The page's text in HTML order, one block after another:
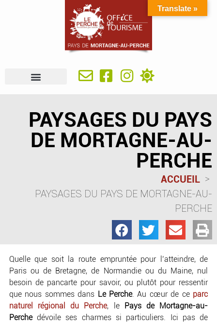
PAYSAGES DU PAYS
DE MORTAGNE-AU-
PERCHE
ACCUEIL
PAYSAGES DU PAYS DE MORTAGNE-AU-
PERCHE
Quelle que soit la route empruntée pour l’atteindre, de
Paris ou de Bretagne, de Normandie ou du Maine, nul
besoin de pancarte pour savoir, ou plutôt pour ressentir
que nous sommes dans Le Perche. Au cœur de ce parc
naturel
régional du Perche, le
Pays de Mortagne-au-
Perchedévoile ses charmes si particuliers. Ici pas de
Translate »